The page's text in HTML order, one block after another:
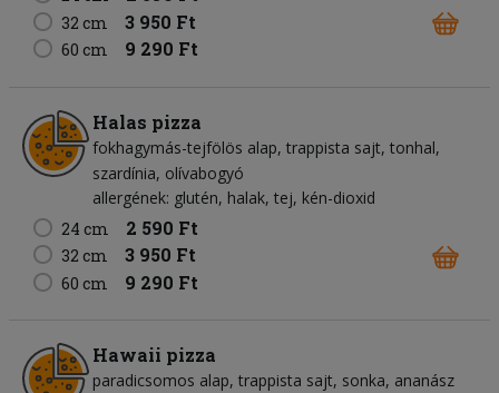
32 cm 3 950 Ft
60 cm 9 290 Ft
Halas pizza
fokhagymás-tejfölös alap trappista sajt tonhal
szardínia olívabogyó
allergének: glutén, halak, tej, kén-dioxid
24 cm
2 590 Ft
32 cm 3 950 Ft
60 cm 9 290 Ft
Hawaii pizza
paradicsomos alap trappista sajt sonka ananász